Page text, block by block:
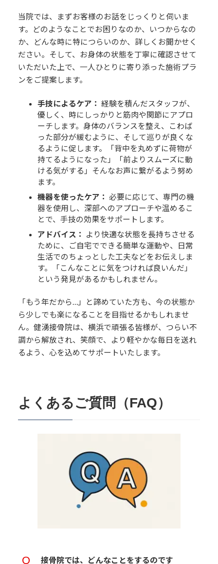
当院では、まずお客様のお話をじっくりと伺いま
す。どのようなことでお困りなのか、いつからなの
か、どんな時に特につらいのか、詳しくお聞かせく
ださい。そして、お身体の状態を丁寧に確認させて
いただいた上で、一人ひとりに寄り添った施術プラ
ンをご提案します。
手技によるケア： 経験を積んだスタッフが、
優しく、時にしっかりと筋肉や関節にアプロ
ーチします。身体のバランスを整え、こわば
った部分が緩むように、そして巡りが良くな
るように促します。「背中を丸めずに荷物が
持てるようになった」「前よりスムーズに動
ける気がする」そんなお声に繋がるよう努め
ます。
機器を使ったケア： 必要に応じて、専門の機
器を使用し、深部へのアプローチや温めるこ
とで、手技の効果をサポートします。
アドバイス：
より快適な状態を長持ちさせる
ために、ご自宅でできる簡単な運動や、日常
生活でのちょっとした工夫などをお伝えしま
す。「こんなことに気をつければ良いんだ」
という発見があるかもしれません。
「もう年だから…」と諦めていた方も、今の状態か
ら少しでも楽になることを目指せるかもしれませ
ん。健湧接骨院は、横浜で頑張る皆様が、つらい不
調から解放され、笑顔で、より軽やかな毎日を送れ
るよう、心を込めてサポートいたします。
よくあるご質問（FAQ）
接骨院では、どんなことをするのです